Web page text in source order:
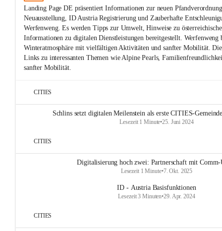
Landing Page DE präsentiert Informationen zur neuen
Neuausstellung, ID Austria Registrierung und Zauberhafte
Werfenweng. Es werden Tipps zur Umwelt, Hinweise zu
Informationen zu digitalen Dienstleistungen bereitgestellt. Werfenweng
Winteratmosphäre mit vielfältigen Aktivitäten und sanfter Mobilität.
Links zu interessanten Themen wie Alpine Pearls,
sanfter Mobilität.
CITIES
Schlins setzt digitalen Meilenstein als erste CITIES-
Lesezeit 1 Minute•25. Juni 2024
CITIES
Digitalisierung hoch zwei: Partnerschaft mit
Lesezeit 1 Minute•7. Okt. 2025
ID - Austria Basisfunktionen
Lesezeit 3 Minuten•29. Apr. 2024
CITIES